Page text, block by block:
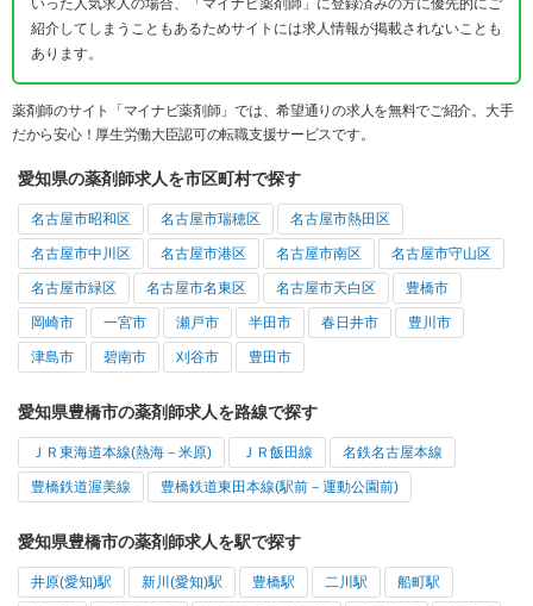
紹介してしまうこともあるためサイトには求人情報が掲載されないことも
あります。
薬剤師のサイト「マイナビ薬剤師」では、希望通りの求人を無料でご紹介。大手
だから安心！厚生労働大臣認可の転職支援サービスです。
愛知県の薬剤師求人を市区町村で探す
名古屋市昭和区 名古屋市瑞穂区 名古屋市熱田区
名古屋市中川区 名古屋市港区 名古屋市南区 名古屋市守山区
名古屋市緑区 名古屋市名東区 名古屋市天白区 豊橋市
岡崎市 一宮市 瀬戸市 半田市 春日井市 豊川市
津島市 碧南市 刈谷市 豊田市
愛知県豊橋市の薬剤師求人を路線で探す
ＪＲ東海道本線(熱海－米原) ＪＲ飯田線 名鉄名古屋本線
豊橋鉄道渥美線 豊橋鉄道東田本線(駅前－運動公園前)
愛知県豊橋市の薬剤師求人を駅で探す
井原(愛知)駅 新川(愛知)駅 豊橋駅 二川駅 船町駅